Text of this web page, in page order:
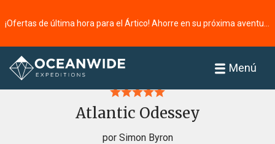
Menú
Página principal
Atlantic Odessey
por Simon Byron